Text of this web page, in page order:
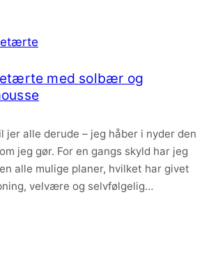
med solbær og
jer alle derude – jeg håber i nyder den
jeg gør. For en gangs skyld har jeg
alle mulige planer, hvilket har givet
velvære og selvfølgelig